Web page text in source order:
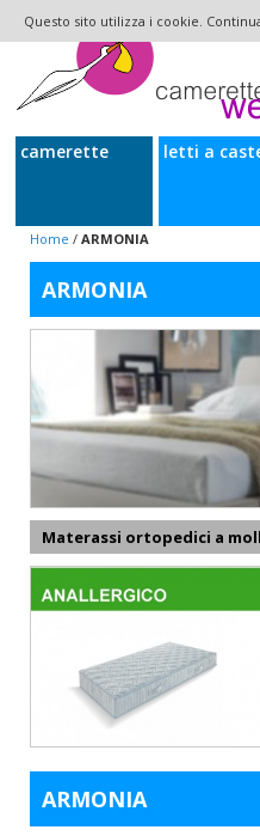
camerette letti a
Home / ARMONIA
ARMONIA
Materassi ortopedici a
ARMONIA
Questo sito utilizza i cookie.